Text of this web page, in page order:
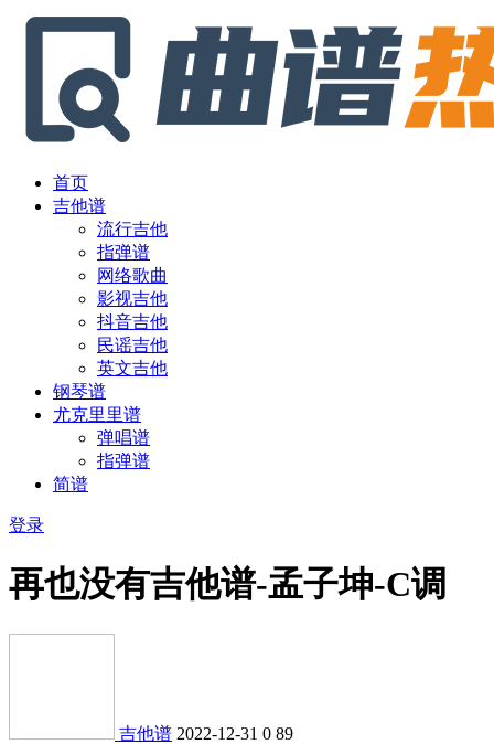
首页
吉他谱
流行吉他
指弹谱
网络歌曲
影视吉他
抖音吉他
民谣吉他
英文吉他
钢琴谱
尤克里里谱
弹唱谱
指弹谱
简谱
登录
再也没有吉他谱-孟子坤-C调
吉他谱 2022-12-31 0 89